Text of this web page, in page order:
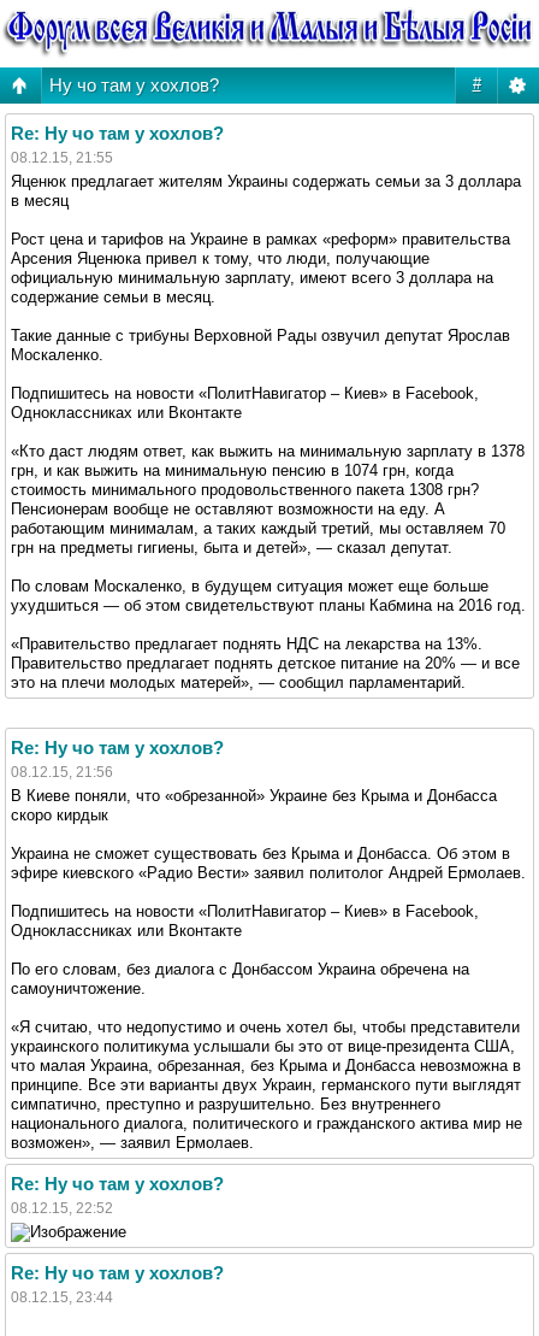
#
Ну чо там у хохлов?
Re: Ну чо там у хохлов?
08.12.15, 21:55
Яценюк предлагает жителям Украины содержать семьи за 3 доллара
в месяц
Рост цена и тарифов на Украине в рамках «реформ» правительства
Арсения Яценюка привел к тому, что люди, получающие
официальную минимальную зарплату, имеют всего 3 доллара на
содержание семьи в месяц.
Такие данные с трибуны Верховной Рады озвучил депутат Ярослав
Москаленко.
Подпишитесь на новости «ПолитНавигатор – Киев» в Facebook,
Одноклассниках или Вконтакте
«Кто даст людям ответ, как выжить на минимальную зарплату в 1378
грн, и как выжить на минимальную пенсию в 1074 грн, когда
стоимость минимального продовольственного пакета 1308 грн?
Пенсионерам вообще не оставляют возможности на еду. А
работающим минималам, а таких каждый третий, мы оставляем 70
грн на предметы гигиены, быта и детей», — сказал депутат.
По словам Москаленко, в будущем ситуация может еще больше
ухудшиться — об этом свидетельствуют планы Кабмина на 2016 год.
«Правительство предлагает поднять НДС на лекарства на 13%.
Правительство предлагает поднять детское питание на 20% — и все
это на плечи молодых матерей», — сообщил парламентарий.
Re: Ну чо там у хохлов?
08.12.15, 21:56
В Киеве поняли, что «обрезанной» Украине без Крыма и Донбасса
скоро кирдык
Украина не сможет существовать без Крыма и Донбасса. Об этом в
эфире киевского «Радио Вести» заявил политолог Андрей Ермолаев.
Подпишитесь на новости «ПолитНавигатор – Киев» в Facebook,
Одноклассниках или Вконтакте
По его словам, без диалога с Донбассом Украина обречена на
самоуничтожение.
«Я считаю, что недопустимо и очень хотел бы, чтобы представители
украинского политикума услышали бы это от вице-президента США,
что малая Украина, обрезанная, без Крыма и Донбасса невозможна в
принципе. Все эти варианты двух Украин, германского пути выглядят
симпатично, преступно и разрушительно. Без внутреннего
национального диалога, политического и гражданского актива мир не
возможен», — заявил Ермолаев.
Re: Ну чо там у хохлов?
08.12.15, 22:52
Re: Ну чо там у хохлов?
08.12.15, 23:44